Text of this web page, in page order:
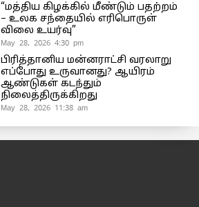
“மத்திய கிழக்கில் மீண்டும் பதற்றம்
– உலக சந்தையில் எரிபொருள்
விலை உயர்வு”
May 28, 2026 4:30 pm
பிரித்தானிய மன்னராட்சி வரலாறு
எப்போது உருவானது? ஆயிரம்
ஆண்டுகள் கடந்தும்
நிலைத்திருக்கிறது
May 28, 2026 11:38 am